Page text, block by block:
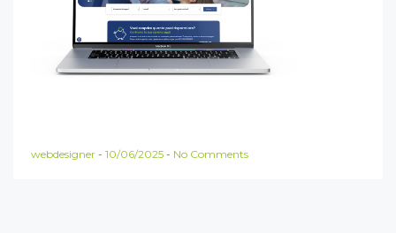
webdesigner - 10/06/2025 - No Comments